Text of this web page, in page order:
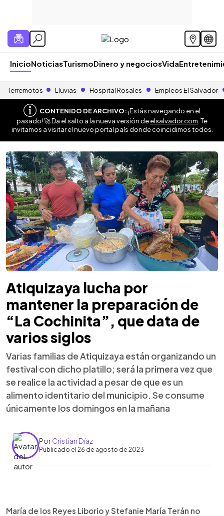
InicioNoticiasTurismoDinero y negociosVida
Terremotos Lluvias Hospital Rosales Empleos El Salvador
CONTENIDO DE ARCHIVO:¡Estás navegando en el
pasado! 🚀 Da el salto a la nueva versión deelsalvador.com . Te
invitamos a visitar el nuevo portal país donde coincidimos todos.
Atiquizaya lucha por
mantener la preparación de
“La Cochinita”, que data de
varios siglos
Varias familias de Atiquizaya están organizando un
festival con dicho platillo; será la primera vez que
se realice la actividad a pesar de que es un
alimento identitario del municipio. Se consume
únicamente los domingos en la mañana
PorCristian Díaz
Publicado el 26 de agosto de 2023
► Escuchar artículo
María de los Reyes Liborio y Stefanie María Terán no